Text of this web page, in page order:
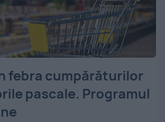
febra cumpărăturilor
pascale. Programul